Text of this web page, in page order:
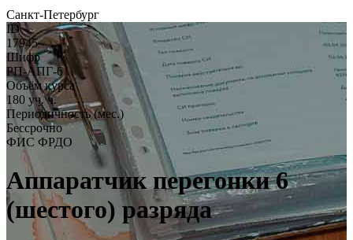
Санкт-Петербург
ID
17945
Шифр
РП-АПГ-6
Объём курса
180 уч. ч.
Периодичность (мес.)
Бессрочно
ФИС ФРДО
Аппаратчик перегонки 6
(шестого) разряда